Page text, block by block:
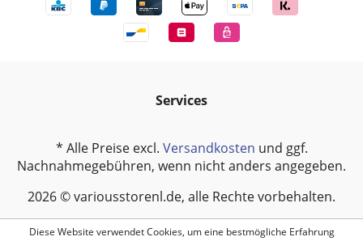
Services
* Alle Preise excl. Versandkosten und ggf.
Nachnahmegebühren, wenn nicht anders angegeben.
2026 © variousstorenl.de, alle Rechte vorbehalten.
Diese Website verwendet Cookies, um eine bestmögliche Erfahrung